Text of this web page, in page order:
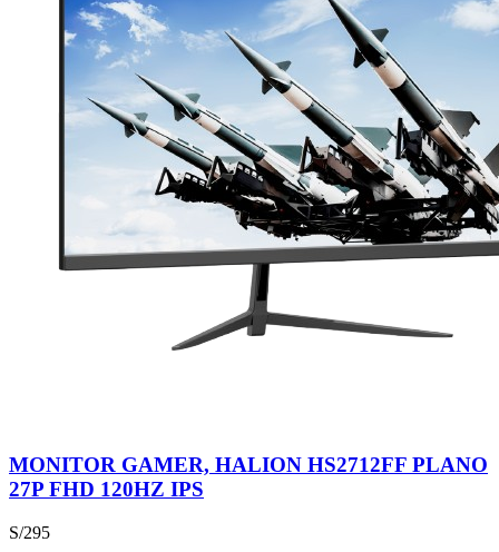
MONITOR GAMER, HALION HS2712FF PLANO
27P FHD 120HZ IPS
S/295